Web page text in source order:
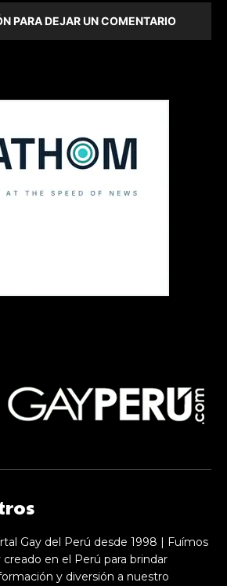
PARA DEJAR UN COMENTARIO
Gay del Perú desde 1998 | Fuímos
en el Perú para brindar
y diversión a nuestro